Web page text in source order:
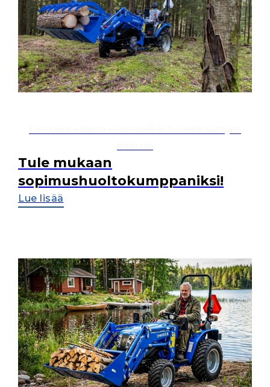
Tule mukaan
sopimushuoltokumppaniksi!
Lue lisää